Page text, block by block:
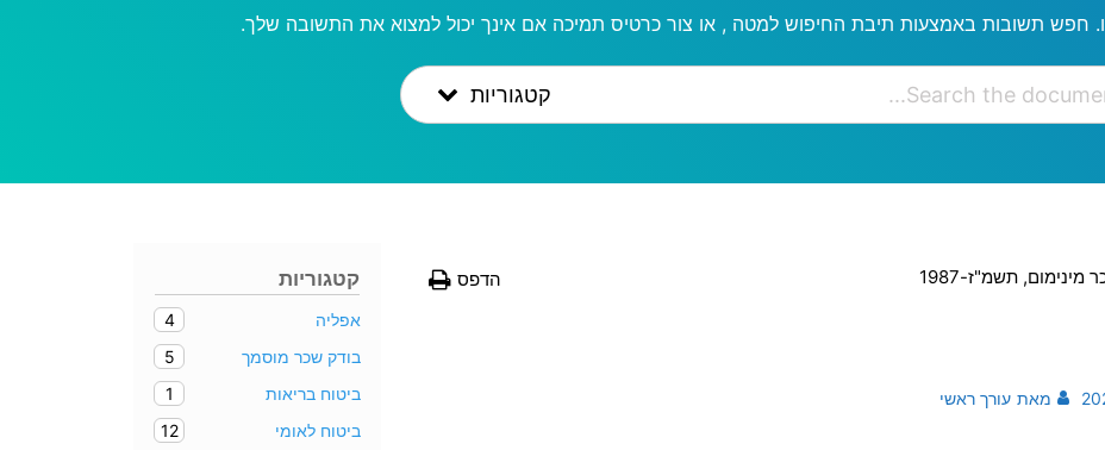
חפש תשובות באמצעות תיבת החיפוש למטה , או צור כרטיס תמיכה אם אינך יכול למצוא את התשובה שלך.
קטגוריות
מינימום, תשמ"ז-1987 הדפס
מאת עורך ראשי
קטגוריות
אפליה
4
בודק שכר מוסמך
5
ביטוח בריאות
1
ביטוח לאומי
12